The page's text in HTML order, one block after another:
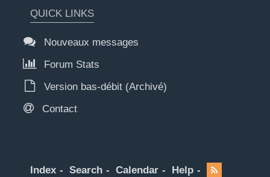
QUICK LINKS
Nouveaux messages
Forum Stats
Version bas-débit (Archivé)
Contact
Index Search Calendar Help